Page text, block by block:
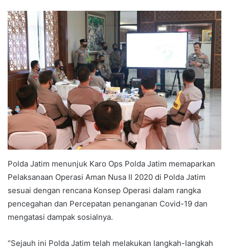
Polda Jatim menunjuk Karo Ops Polda Jatim memaparkan
Pelaksanaan Operasi Aman Nusa II 2020 di Polda Jatim
sesuai dengan rencana Konsep Operasi dalam rangka
pencegahan dan Percepatan penanganan Covid-19 dan
mengatasi dampak sosialnya.
“Sejauh ini Polda Jatim telah melakukan langkah-langkah